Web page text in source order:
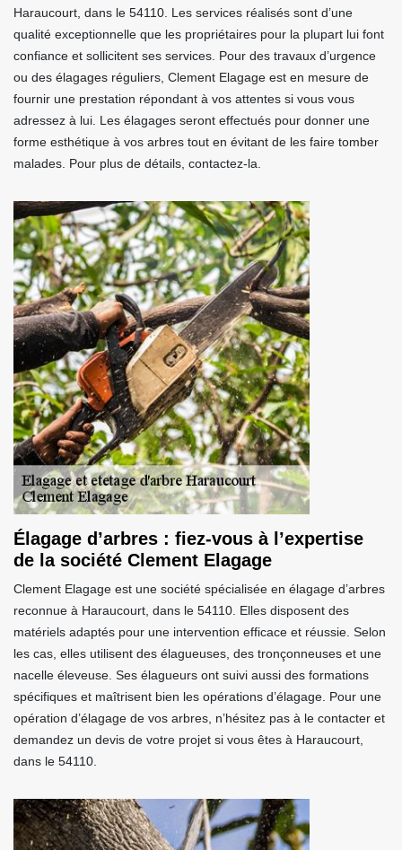
Haraucourt, dans le 54110. Les services réalisés sont d’une
qualité exceptionnelle que les propriétaires pour la plupart lui font
confiance et sollicitent ses services. Pour des travaux d’urgence
ou des élagages réguliers, Clement Elagage est en mesure de
fournir une prestation répondant à vos attentes si vous vous
adressez à lui. Les élagages seront effectués pour donner une
forme esthétique à vos arbres tout en évitant de les faire tomber
malades. Pour plus de détails, contactez-la.
Élagage d’arbres : fiez-vous à l’expertise
de la société Clement Elagage
Clement Elagage est une société spécialisée en élagage d’arbres
reconnue à Haraucourt, dans le 54110. Elles disposent des
matériels adaptés pour une intervention efficace et réussie. Selon
les cas, elles utilisent des élagueuses, des tronçonneuses et une
nacelle éleveuse. Ses élagueurs ont suivi aussi des formations
spécifiques et maîtrisent bien les opérations d’élagage. Pour une
opération d’élagage de vos arbres, n’hésitez pas à le contacter et
demandez un devis de votre projet si vous êtes à Haraucourt,
dans le 54110.